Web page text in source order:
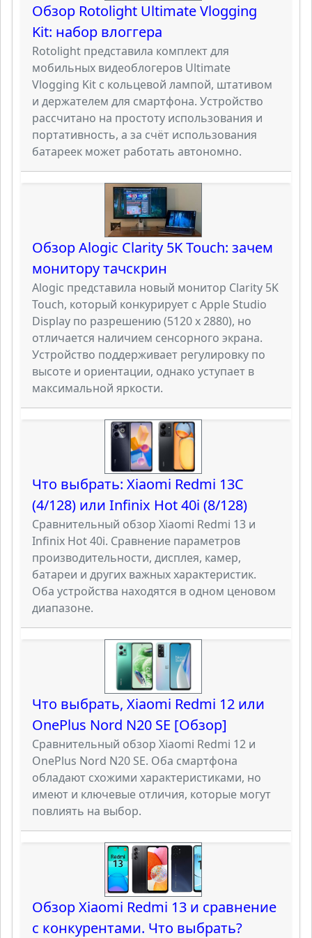
Обзор Rotolight Ultimate Vlogging
Kit: набор влоггера
Rotolight представила комплект для
мобильных видеоблогеров Ultimate
Vlogging Kit с кольцевой лампой, штативом
и держателем для смартфона. Устройство
рассчитано на простоту использования и
портативность, а за счёт использования
батареек может работать автономно.
Обзор Alogic Clarity 5K Touch: зачем
монитору тачскрин
Alogic представила новый монитор Clarity 5K
Touch, который конкурирует с Apple Studio
Display по разрешению (5120 х 2880), но
отличается наличием сенсорного экрана.
Устройство поддерживает регулировку по
высоте и ориентации, однако уступает в
максимальной яркости.
Что выбрать: Xiaomi Redmi 13C
(4/128) или Infinix Hot 40i (8/128)
Сравнительный обзор Xiaomi Redmi 13 и
Infinix Hot 40i. Сравнение параметров
производительности, дисплея, камер,
батареи и других важных характеристик.
Оба устройства находятся в одном ценовом
диапазоне.
Что выбрать, Xiaomi Redmi 12 или
OnePlus Nord N20 SE [Обзор]
Сравнительный обзор Xiaomi Redmi 12 и
OnePlus Nord N20 SE. Оба смартфона
обладают схожими характеристиками, но
имеют и ключевые отличия, которые могут
повлиять на выбор.
Обзор Xiaomi Redmi 13 и сравнение
с конкурентами. Что выбрать?